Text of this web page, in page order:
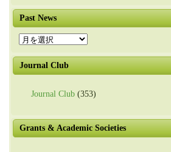
Past News
Past
News
Journal Club
Journal Club (353)
Grants & Academic Societies